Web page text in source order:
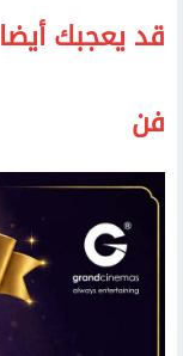
قد يعجبك أيضا
فن